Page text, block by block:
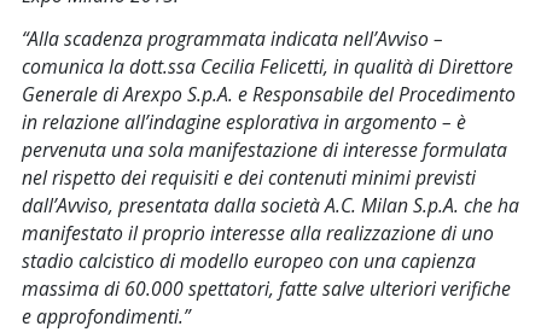
“Alla scadenza programmata indicata nell’Avviso –
comunica la dott.ssa Cecilia Felicetti, in qualità di Direttore
Generale di Arexpo S.p.A. e Responsabile del Procedimento
in relazione all’indagine esplorativa in argomento – è
pervenuta una sola manifestazione di interesse formulata
nel rispetto dei requisiti e dei contenuti minimi previsti
dall’Avviso, presentata dalla società A.C. Milan S.p.A. che ha
manifestato il proprio interesse alla realizzazione di uno
stadio calcistico di modello europeo con una capienza
massima di 60.000 spettatori, fatte salve ulteriori verifiche
e approfondimenti.”